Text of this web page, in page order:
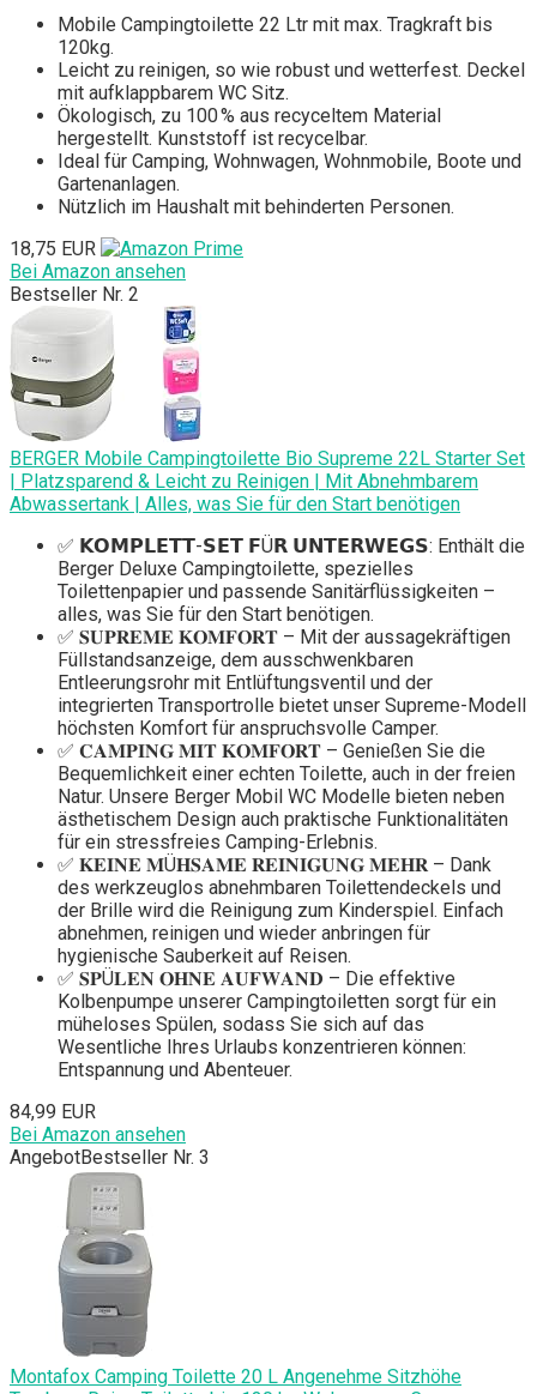
Mobile Campingtoilette 22 Ltr mit max. Tragkraft bis
120kg.
Leicht zu reinigen, so wie robust und wetterfest. Deckel
mit aufklappbarem WC Sitz.
Ökologisch, zu 100 % aus recyceltem Material
hergestellt. Kunststoff ist recycelbar.
Ideal für Camping, Wohnwagen, Wohnmobile, Boote und
Gartenanlagen.
Nützlich im Haushalt mit behinderten Personen.
18,75 EUR
Bei Amazon ansehen
Bestseller Nr. 2
BERGER Mobile Campingtoilette Bio Supreme 22L Starter Set
| Platzsparend & Leicht zu Reinigen | Mit Abnehmbarem
Abwassertank | Alles, was Sie für den Start benötigen
✅ 𝗞𝗢𝗠𝗣𝗟𝗘𝗧𝗧-𝗦𝗘𝗧 𝗙Ü𝗥 𝗨𝗡𝗧𝗘𝗥𝗪𝗘𝗚𝗦: Enthält die
Berger Deluxe Campingtoilette, spezielles
Toilettenpapier und passende Sanitärflüssigkeiten –
alles, was Sie für den Start benötigen.
✅ 𝐒𝐔𝐏𝐑𝐄𝐌𝐄 𝐊𝐎𝐌𝐅𝐎𝐑𝐓 – Mit der aussagekräftigen
Füllstandsanzeige, dem ausschwenkbaren
Entleerungsrohr mit Entlüftungsventil und der
integrierten Transportrolle bietet unser Supreme-Modell
höchsten Komfort für anspruchsvolle Camper.
✅ 𝐂𝐀𝐌𝐏𝐈𝐍𝐆 𝐌𝐈𝐓 𝐊𝐎𝐌𝐅𝐎𝐑𝐓 – Genießen Sie die
Bequemlichkeit einer echten Toilette, auch in der freien
Natur. Unsere Berger Mobil WC Modelle bieten neben
ästhetischem Design auch praktische Funktionalitäten
für ein stressfreies Camping-Erlebnis.
✅ 𝐊𝐄𝐈𝐍𝐄 𝐌Ü𝐇𝐒𝐀𝐌𝐄 𝐑𝐄𝐈𝐍𝐈𝐆𝐔𝐍𝐆 𝐌𝐄𝐇𝐑 – Dank
des werkzeuglos abnehmbaren Toilettendeckels und
der Brille wird die Reinigung zum Kinderspiel. Einfach
abnehmen, reinigen und wieder anbringen für
hygienische Sauberkeit auf Reisen.
✅ 𝐒𝐏Ü𝐋𝐄𝐍 𝐎𝐇𝐍𝐄 𝐀𝐔𝐅𝐖𝐀𝐍𝐃 – Die effektive
Kolbenpumpe unserer Campingtoiletten sorgt für ein
müheloses Spülen, sodass Sie sich auf das
Wesentliche Ihres Urlaubs konzentrieren können:
Entspannung und Abenteuer.
84,99 EUR
Bei Amazon ansehen
AngebotBestseller Nr. 3
Montafox Camping Toilette 20 L Angenehme Sitzhöhe